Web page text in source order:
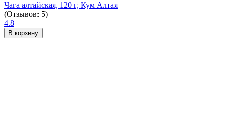
Чага алтайская, 120 г, Кум Алтая
(Отзывов: 5)
4.8
В корзину